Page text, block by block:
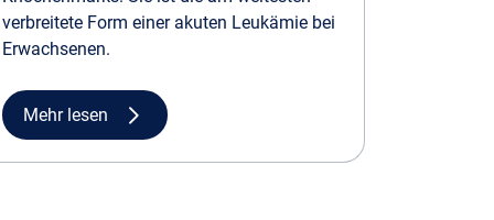
verbreitete Form einer akuten Leukämie bei
Erwachsenen.
Mehr lesen